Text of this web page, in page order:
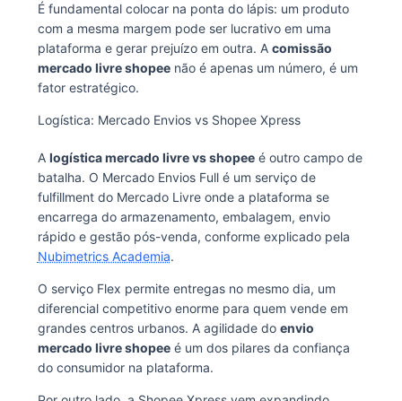
É fundamental colocar na ponta do lápis: um produto
com a mesma margem pode ser lucrativo em uma
plataforma e gerar prejuízo em outra. A comissão
mercado livre shopeenão é apenas um número, é um
fator estratégico.
Logística: Mercado Envios vs Shopee Xpress
A logística mercado livre vs shopeeé outro campo de
batalha. O Mercado Envios Full é um serviço de
fulfillment do Mercado Livre onde a plataforma se
encarrega do armazenamento, embalagem, envio
rápido e gestão pós-venda, conforme explicado pela
Nubimetrics Academia.
O serviço Flex permite entregas no mesmo dia, um
diferencial competitivo enorme para quem vende em
grandes centros urbanos. A agilidade do envio
mercado livre shopeeé um dos pilares da confiança
do consumidor na plataforma.